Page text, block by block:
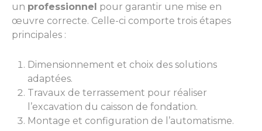
un professionnel pour garantir une mise en
œuvre correcte. Celle-ci comporte trois étapes
principales :
Dimensionnement et choix des solutions
adaptées.
Travaux de terrassement pour réaliser
l’excavation du caisson de fondation.
Montage et configuration de l’automatisme.